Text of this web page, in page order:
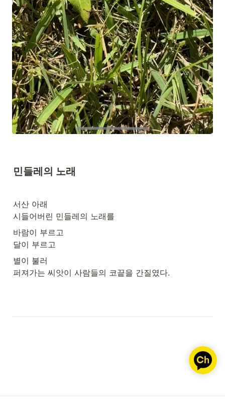
민들레의 노래
서산 아래
시들어버린 민들레의 노래를
바람이 부르고
달이 부르고
별이 불러
퍼져가는 씨앗이 사람들의 코끝을 간질였다.